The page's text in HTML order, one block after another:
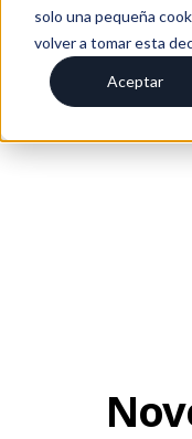
solo una pequeña
volver a tomar esta
Aceptar